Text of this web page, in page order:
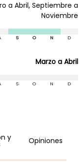
a Abril, Septiembre a
Noviembre
S O N D
Marzo a Abril
S O N D
y Opiniones